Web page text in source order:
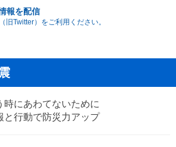
報を配信
旧Twitter）をご利用ください。
時にあわてないために
と行動で防災力アップ